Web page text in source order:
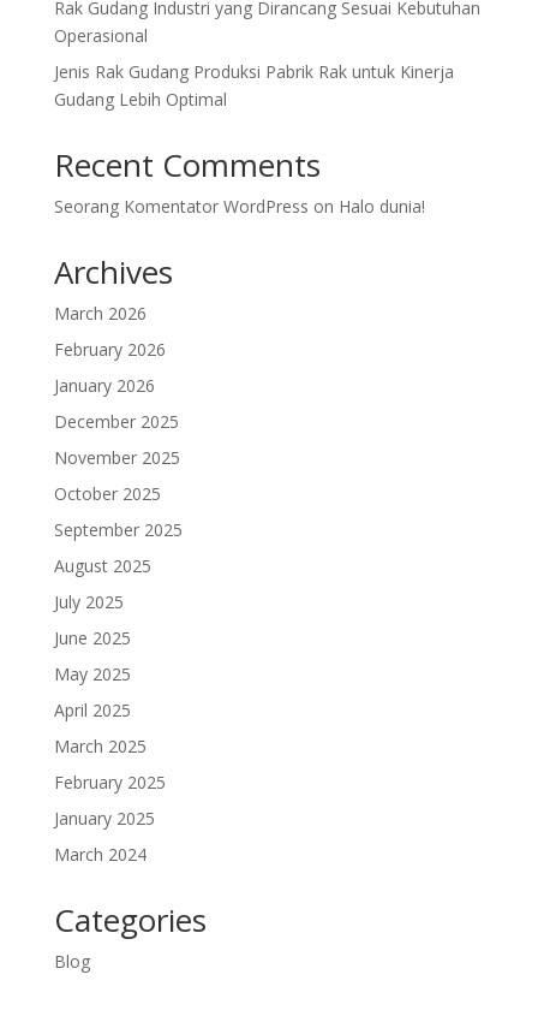
Rak Gudang Industri yang Dirancang Sesuai Kebutuhan
Operasional
Jenis Rak Gudang Produksi Pabrik Rak untuk Kinerja
Gudang Lebih Optimal
Recent Comments
Seorang Komentator WordPress on Halo dunia!
Archives
March 2026
February 2026
January 2026
December 2025
November 2025
October 2025
September 2025
August 2025
July 2025
June 2025
May 2025
April 2025
March 2025
February 2025
January 2025
March 2024
Categories
Blog